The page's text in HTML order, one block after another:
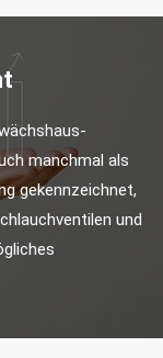
manchmal als
gekennzeichnet,
und